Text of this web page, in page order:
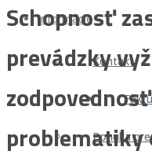
Informácie
Kontakt
Ponuka
Schopnosť
prevádzky
problematiky